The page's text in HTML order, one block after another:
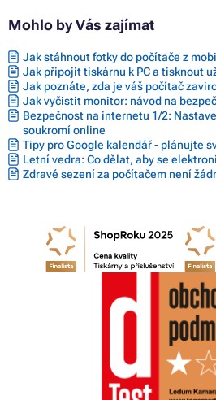
Mohlo by Vás zajímat
Jak stáhnout fotky do počítače z
Jak připojit tiskárnu k PC a tisknout
Jak poznáte, zda je váš počítač
Jak vyčistit monitor: návod na
Bezpečnost na internetu 1/2:
soukromí online
Tipy pro Google kalendář - plánujte
Letní vedra: Co dělat, aby se
Zdravé sezení za počítačem není